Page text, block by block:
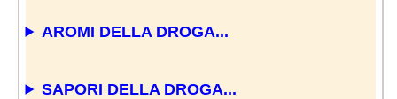
AROMI DELLA DROGA...
SAPORI DELLA DROGA...